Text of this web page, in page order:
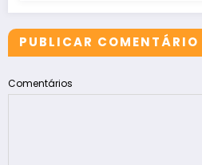
PUBLICAR COMENTÁRIO
Comentários